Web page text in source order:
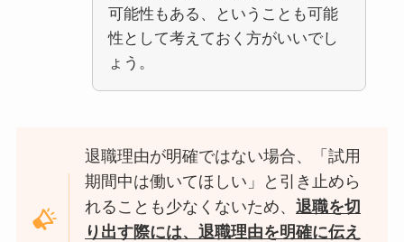
可能性もある、ということも可能
性として考えておく方がいいでし
ょう。
退職理由が明確ではない場合、「試用
期間中は働いてほしい」と引き止めら
れることも少なくないため、退職を切
り出す際には、退職理由を明確に伝え